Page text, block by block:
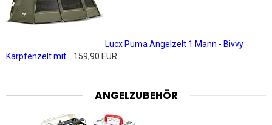
Lucx Puma Angelzelt 1 Mann - Bivvy
Karpfenzelt mit...
159,90 EUR
ANGELZUBEHÖR